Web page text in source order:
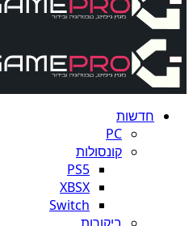
חדשות
PC
קונסולות
PS5
XBSX
Switch